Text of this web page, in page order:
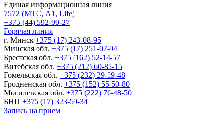
Единая информационная линия
7572 (МТС, A1, Life)
+375 (44) 592-99-27
Горячая линия
г. Минск +375 (17) 243-08-95
Минская обл. +375 (17) 251-07-94
Брестская обл. +375 (162) 52-14-57
Витебская обл. +375 (212) 60-85-15
Гомельская обл. +375 (232) 29-39-48
Гродненская обл. +375 (152) 55-50-80
Могилевская обл. +375 (222) 76-48-50
БНП +375 (17) 323-59-34
Запись на прием